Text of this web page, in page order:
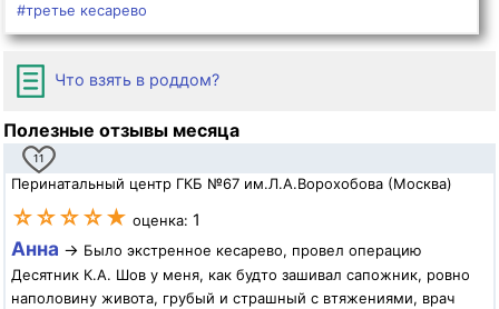
#третье кесарево
Что взять в роддом?
Полезные отзывы месяца
11
Перинатальный центр ГКБ №67 им.Л.А.Ворохобова (Москва)
☆☆☆☆★ оценка: 1
Анна → Было экстренное кесарево, провел операцию
Десятник К.А. Шов у меня, как будто зашивал сапожник, ровно
наполовину живота, грубый и страшный с втяжениями, врач